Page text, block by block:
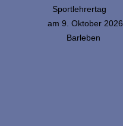
Sportlehrertag
am 9. Oktober 2026
Barleben